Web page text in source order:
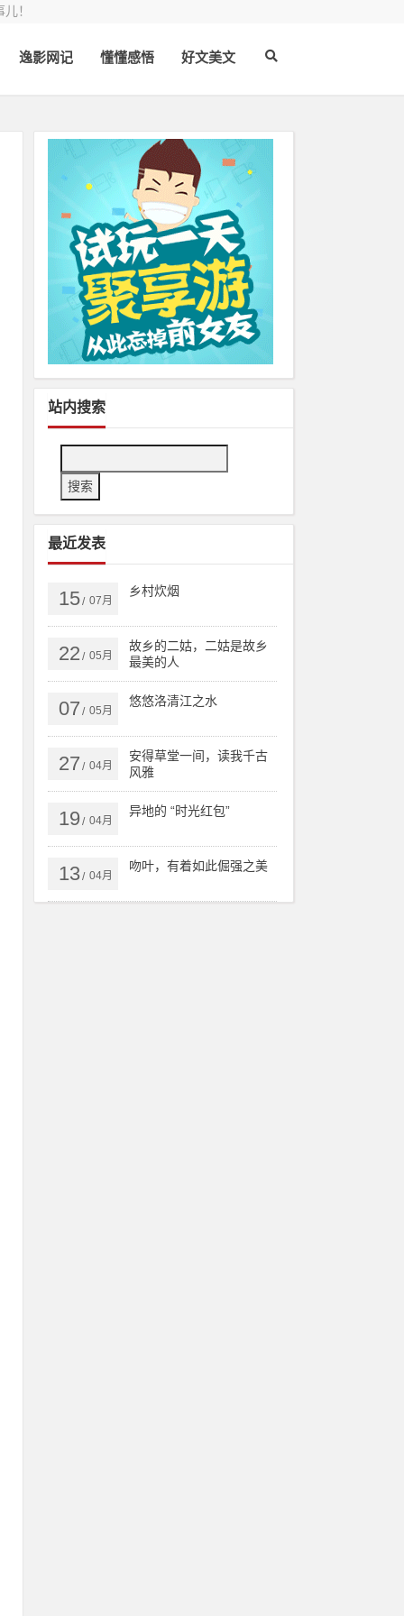
！
逸影网记 懂懂感悟 好文美文
站内搜索
最近发表
15/ 07月
乡村炊烟
22 / 05月
故乡的二姑，二姑是故乡
最美的人
07 / 05月
悠悠洛清江之水
27 / 04月
安得草堂一间，读我千古
风雅
19/ 04月
异地的 “时光红包”
13/ 04月
吻叶，有着如此倔强之美